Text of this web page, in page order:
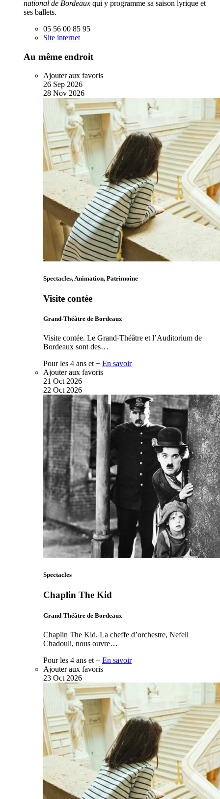
national de Bordeaux qui y programme sa saison lyrique et
ses ballets.
05 56 00 85 95
Site internet
Au même endroit
Ajouter aux favoris
26 Sep 2026
28 Nov 2026
Spectacles, Animation, Patrimoine
Visite contée
Grand-Théâtre de Bordeaux
Visite contée. Le Grand-Théâtre et l’Auditorium de
Bordeaux sont des…
Pour les 4 ans et + En savoir
Ajouter aux favoris
21 Oct 2026
22 Oct 2026
Spectacles
Chaplin The Kid
Grand-Théâtre de Bordeaux
Chaplin The Kid. La cheffe d’orchestre, Nefeli
Chadouli, nous ouvre…
Pour les 4 ans et + En savoir
Ajouter aux favoris
23 Oct 2026